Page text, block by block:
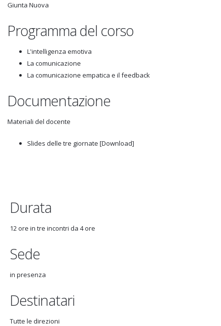
Giunta Nuova
Programma del corso
L'intelligenza emotiva
La comunicazione
La comunicazione empatica e il feedback
Documentazione
Materiali del docente
Slides delle tre giornate [Download]
Durata
12 ore in tre incontri da 4 ore
Sede
in presenza
Destinatari
Tutte le direzioni